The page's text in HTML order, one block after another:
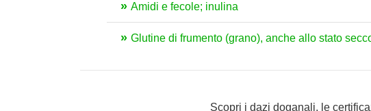
Amidi e fecole; inulina
Glutine di frumento (grano), anche allo stato
Scopri i dazi doganali, le